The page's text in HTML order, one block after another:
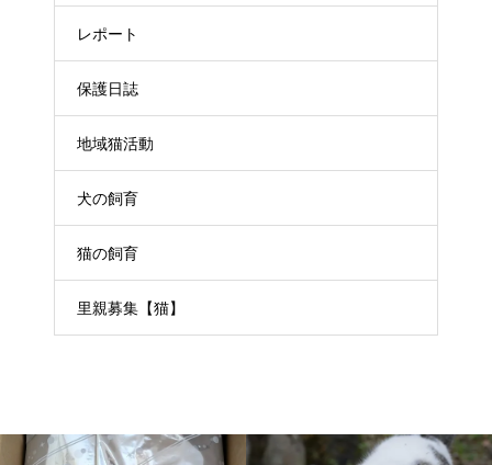
レポート
保護日誌
地域猫活動
犬の飼育
猫の飼育
里親募集【猫】